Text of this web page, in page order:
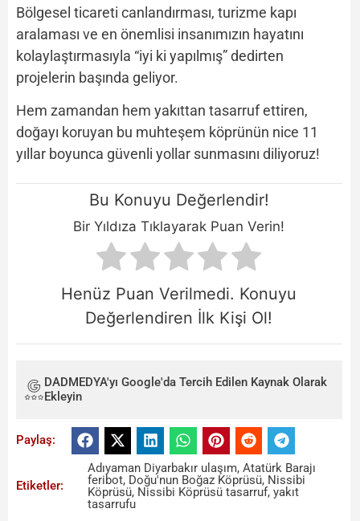
Bölgesel ticareti canlandırması, turizme kapı
aralaması ve en önemlisi insanımızın hayatını
kolaylaştırmasıyla “iyi ki yapılmış” dedirten
projelerin başında geliyor.
Hem zamandan hem yakıttan tasarruf ettiren,
doğayı koruyan bu muhteşem köprünün nice 11
yıllar boyunca güvenli yollar sunmasını diliyoruz!
Bu Konuyu Değerlendir!
Bir Yıldıza Tıklayarak Puan Verin!
Henüz Puan Verilmedi. Konuyu
Değerlendiren İlk Kişi Ol!
DADMEDYA'yı Google'da Tercih Edilen Kaynak Olarak
Ekleyin
Paylaş:
Etiketler:
Adıyaman Diyarbakır ulaşım,Atatürk Barajı
feribot, Doğu'nun Boğaz Köprüsü, Nissibi
Köprüsü, Nissibi Köprüsü tasarruf,yakıt
tasarrufu